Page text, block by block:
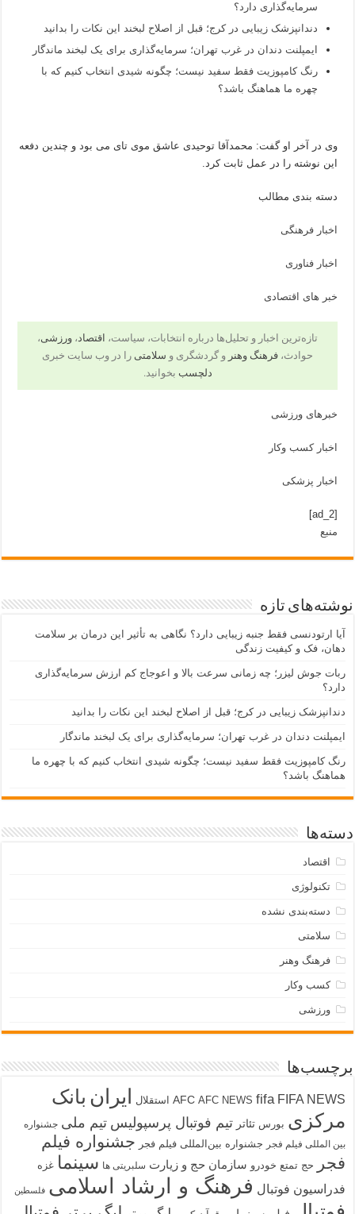
سرمایه‌گذاری دارد؟
دندانپزشک زیبایی در کرج؛ قبل از اصلاح لبخند این نکات را بدانید
ایمپلنت دندان در غرب تهران؛ سرمایه‌گذاری برای یک لبخند ماندگار
رنگ کامپوزیت فقط سفید نیست؛ چگونه شیدی انتخاب کنیم که با
چهره ما هماهنگ باشد؟
وی در آخر او گفت: محمدآقا توحیدی عاشق موی تای می بود و چندین دفعه
این نوشته را در عمل ثابت کرد.
دسته بندی مطالب
اخبار فرهنگی
اخبار فناوری
خبر های اقتصادی
تازه‌ترین اخبار و تحلیل‌ها درباره انتخابات، سیاست، اقتصاد، ورزشی،
حوادث، فرهنگ وهنر و گردشگری و سلامتی را در وب سایت خبری
دلچسب بخوانید.
خبرهای ورزشی
اخبار کسب وکار
اخبار پزشکی
[ad_2]
منبع
نوشته‌های تازه
آیا ارتودنسی فقط جنبه زیبایی دارد؟ نگاهی به تأثیر این درمان بر سلامت
دهان، فک و کیفیت زندگی
ربات جوش لیزر؛ چه زمانی سرعت بالا و اعوجاج کم ارزش سرمایه‌گذاری
دارد؟
دندانپزشک زیبایی در کرج؛ قبل از اصلاح لبخند این نکات را بدانید
ایمپلنت دندان در غرب تهران؛ سرمایه‌گذاری برای یک لبخند ماندگار
رنگ کامپوزیت فقط سفید نیست؛ چگونه شیدی انتخاب کنیم که با چهره ما
هماهنگ باشد؟
دسته‌ها
اقتصاد
تکنولوژی
دسته‌بندی نشده
سلامتی
فرهنگ وهنر
کسب وکار
ورزشی
برچسب‌ها
AFC AFC NEWS fifa FIFA NEWS استقلال ایران بانک
مرکزی بورس تئاتر تیم فوتبال پرسپولیس تیم ملی جشنواره
بین المللی فیلم فجر جشنواره بین‌المللی فیلم فجر جشنواره فیلم
فجر
حج تمتع خودرو سازمان حج و زیارت سلبریتی ها سینما غزه
فدراسیون فوتبال فرهنگ و ارشاد اسلامی فلسطین